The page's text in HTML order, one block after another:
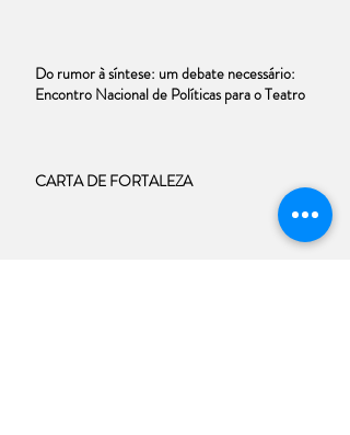
Do rumor à síntese: um debate necessário:
Encontro Nacional de Políticas para o Teatro
CARTA DE FORTALEZA